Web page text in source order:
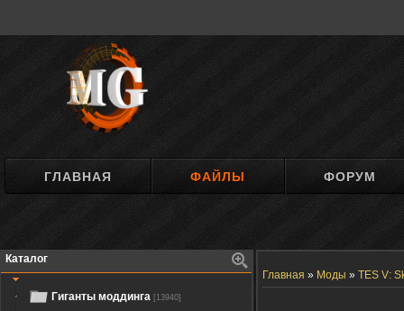
ГЛАВНАЯ ФАЙЛЫ ФОРУМ
Каталог
Гиганты моддинга [13940]
Главная » Моды » TES V: